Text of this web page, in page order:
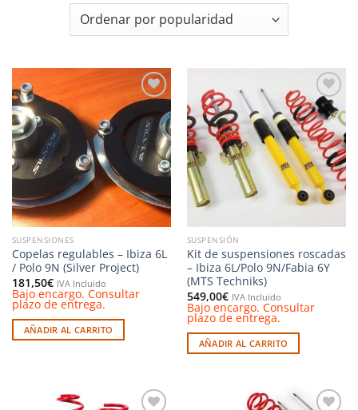
Añadir
a la
lista de
deseos
SUSPENSIONES
Copelas regulables – Ibiza 6L
/ Polo 9N (Silver Project)
181,50€ IVA Incluido
Bajo encargo. Consultar
plazo de entrega.
AÑADIR AL CARRITO
Añadir
a la
lista de
deseos
SUSPENSIÓN
Kit de suspensiones roscadas
– Ibiza 6L/Polo 9N/Fabia 6Y
(MTS Techniks)
549,00€ IVA Incluido
Bajo encargo. Consultar
plazo de entrega.
AÑADIR AL CARRITO